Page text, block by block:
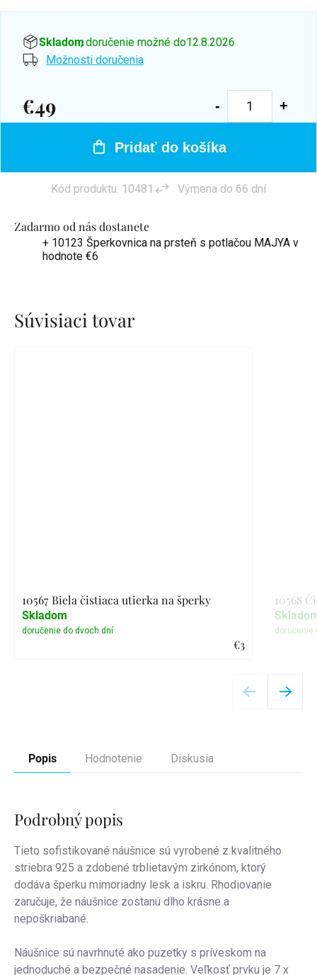
Zadarmo od nás dostanete
+ 10123 Šperkovnica na prsteň s potlačou MAJYA v
hodnote €6
Skladom, doručenie možné do12.8.2026
Možnosti doručenia
€49
Jednotková
Pridať do košíka
Kód produktu: 10481 Výmena do 66 dní
Súvisiaci tovar
10567 Biela čistiaca utierka na šperky
€3
Skladom
10568
Popis Hodnotenie Diskusia
Podrobný popis
Tieto sofistikované náušnice sú vyrobené z kvalitného
striebra 925 a zdobené trblietavým zirkónom, ktorý
dodáva šperku mimoriadny lesk a iskru. Rhodiovanie
zaručuje, že náušnice zostanú dlho krásne a
nepoškriabané.
Náušnice sú navrhnuté ako puzetky s príveskom na
jednoduché a bezpečné nasadenie. Veľkosť prvku je 7 x